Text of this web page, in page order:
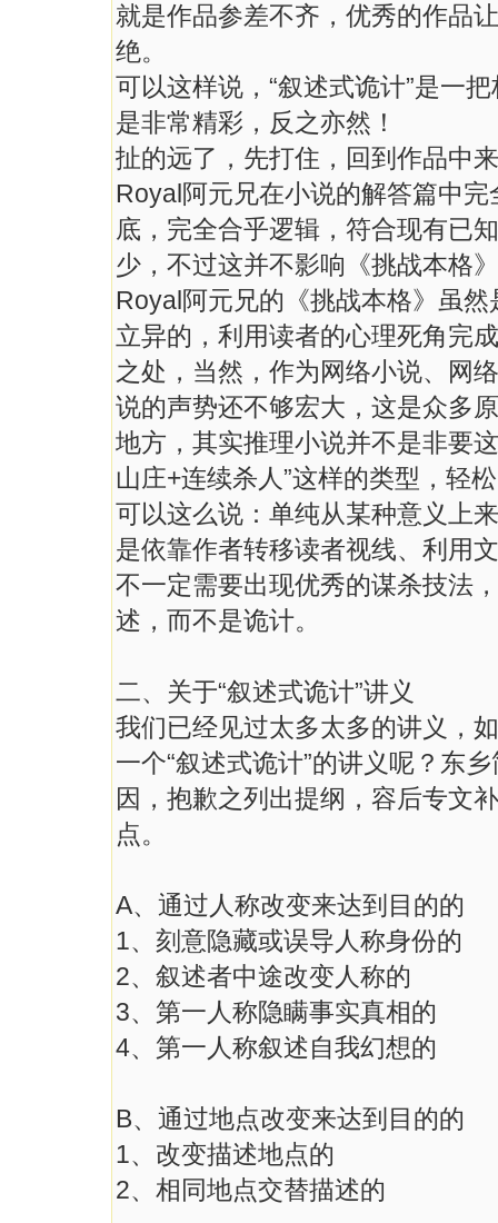
就是作品参差不齐，优秀的作品
绝。
可以这样说，“叙述式诡计”是一
是非常精彩，反之亦然！
扯的远了，先打住，回到作品中
Royal阿元兄在小说的解答篇中
底，完全合乎逻辑，符合现有已
少，不过这并不影响《挑战本格
Royal阿元兄的《挑战本格》虽
立异的，利用读者的心理死角完
之处，当然，作为网络小说、网
说的声势还不够宏大，这是众多
地方，其实推理小说并不是非要
山庄+连续杀人”这样的类型，轻
可以这么说：单纯从某种意义上
是依靠作者转移读者视线、利用
不一定需要出现优秀的谋杀技法
述，而不是诡计。
二、关于“叙述式诡计”讲义
我们已经见过太多太多的讲义，
一个“叙述式诡计”的讲义呢？东
因，抱歉之列出提纲，容后专文
点。
A、通过人称改变来达到目的的
1、刻意隐藏或误导人称身份的
2、叙述者中途改变人称的
3、第一人称隐瞒事实真相的
4、第一人称叙述自我幻想的
B、通过地点改变来达到目的的
1、改变描述地点的
2、相同地点交替描述的